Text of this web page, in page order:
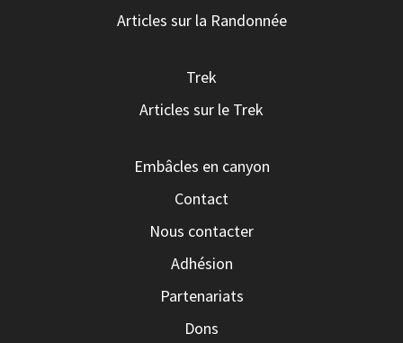
Articles sur la Randonnée
Trek
Articles sur le Trek
Embâcles en canyon
Contact
Nous contacter
Adhésion
Partenariats
Dons